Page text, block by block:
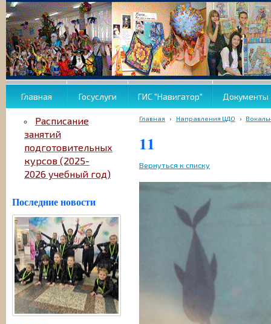
Главная Госуслуги ГИС "Навигатор" Документы
Расписание
занятий
подготовительных
курсов (2025-
2026 учебный год)
Последние новости
Главная › Направления ЦДО ›
11
Вернуться к списку